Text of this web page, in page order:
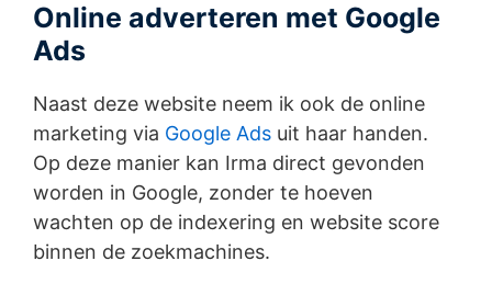
Online adverteren met Google
Ads
Naast deze website neem ik ook de online
marketing via Google Ads uit haar handen.
Op deze manier kan Irma direct gevonden
worden in Google, zonder te hoeven
wachten op de indexering en website score
binnen de zoekmachines.